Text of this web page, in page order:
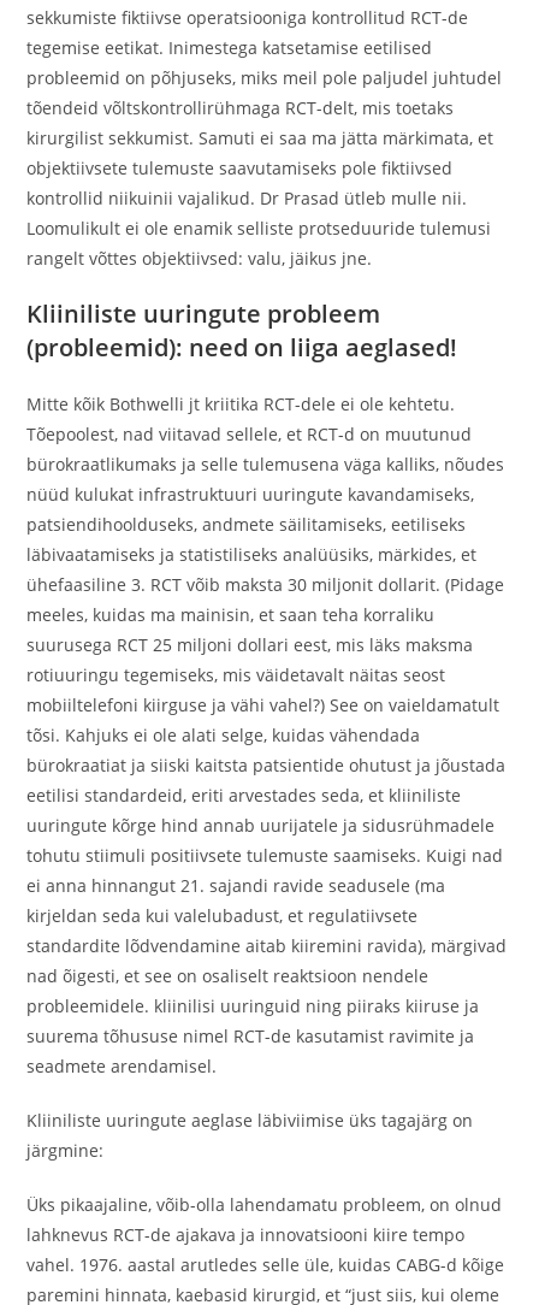
sekkumiste fiktiivse operatsiooniga kontrollitud RCT-de
tegemise eetikat. Inimestega katsetamise eetilised
probleemid on põhjuseks, miks meil pole paljudel juhtudel
tõendeid võltskontrollirühmaga RCT-delt, mis toetaks
kirurgilist sekkumist. Samuti ei saa ma jätta märkimata, et
objektiivsete tulemuste saavutamiseks pole fiktiivsed
kontrollid niikuinii vajalikud. Dr Prasad ütleb mulle nii.
Loomulikult ei ole enamik selliste protseduuride tulemusi
rangelt võttes objektiivsed: valu, jäikus jne.
Kliiniliste uuringute probleem
(probleemid): need on liiga aeglased!
Mitte kõik Bothwelli jt kriitika RCT-dele ei ole kehtetu.
Tõepoolest, nad viitavad sellele, et RCT-d on muutunud
bürokraatlikumaks ja selle tulemusena väga kalliks, nõudes
nüüd kulukat infrastruktuuri uuringute kavandamiseks,
patsiendihoolduseks, andmete säilitamiseks, eetiliseks
läbivaatamiseks ja statistiliseks analüüsiks, märkides, et
ühefaasiline 3. RCT võib maksta 30 miljonit dollarit. (Pidage
meeles, kuidas ma mainisin, et saan teha korraliku
suurusega RCT 25 miljoni dollari eest, mis läks maksma
rotiuuringu tegemiseks, mis väidetavalt näitas seost
mobiiltelefoni kiirguse ja vähi vahel?) See on vaieldamatult
tõsi. Kahjuks ei ole alati selge, kuidas vähendada
bürokraatiat ja siiski kaitsta patsientide ohutust ja jõustada
eetilisi standardeid, eriti arvestades seda, et kliiniliste
uuringute kõrge hind annab uurijatele ja sidusrühmadele
tohutu stiimuli positiivsete tulemuste saamiseks. Kuigi nad
ei anna hinnangut 21. sajandi ravide seadusele (ma
kirjeldan seda kui valelubadust, et regulatiivsete
standardite lõdvendamine aitab kiiremini ravida), märgivad
nad õigesti, et see on osaliselt reaktsioon nendele
probleemidele. kliinilisi uuringuid ning piiraks kiiruse ja
suurema tõhususe nimel RCT-de kasutamist ravimite ja
seadmete arendamisel.
Kliiniliste uuringute aeglase läbiviimise üks tagajärg on
järgmine:
Üks pikaajaline, võib-olla lahendamatu probleem, on olnud
lahknevus RCT-de ajakava ja innovatsiooni kiire tempo
vahel. 1976. aastal arutledes selle üle, kuidas CABG-d kõige
paremini hinnata, kaebasid kirurgid, et “just siis, kui oleme